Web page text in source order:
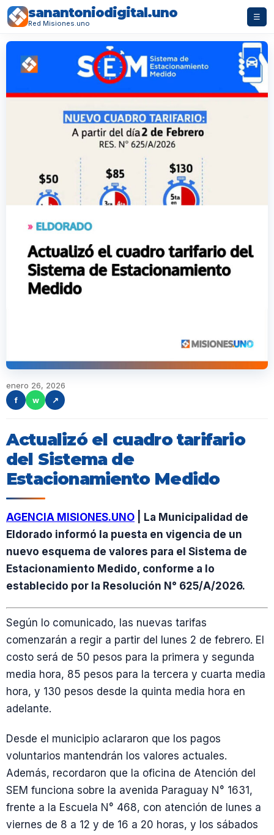
sanantoniodigital.uno
Red Misiones.uno
☰
enero 26, 2026
f
w ↗
Actualizó el cuadro tarifario
del Sistema de
Estacionamiento Medido
AGENCIA MISIONES.UNO | La Municipalidad de
Eldorado informó la puesta en vigencia de un
nuevo esquema de valores para el Sistema de
Estacionamiento Medido, conforme a lo
establecido por la Resolución N° 625/A/2026.
Según lo comunicado, las nuevas tarifas
comenzarán a regir a partir del lunes 2 de febrero. El
costo será de 50 pesos para la primera y segunda
media hora, 85 pesos para la tercera y cuarta media
hora, y 130 pesos desde la quinta media hora en
adelante.
Desde el municipio aclararon que los pagos
voluntarios mantendrán los valores actuales.
Además, recordaron que la oficina de Atención del
SEM funciona sobre la avenida Paraguay N° 1631,
frente a la Escuela N° 468, con atención de lunes a
viernes de 8 a 12 y de 16 a 20 horas, y los sábados